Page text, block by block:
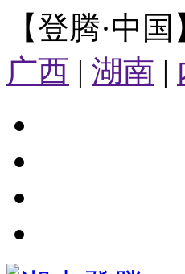
【登腾·中国
广西 | 湖南 |